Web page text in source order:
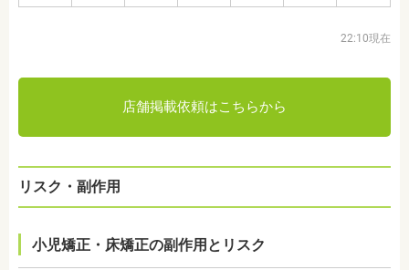
22:10現在
店舗掲載依頼はこちらから
リスク・副作用
小児矯正・床矯正の副作用とリスク